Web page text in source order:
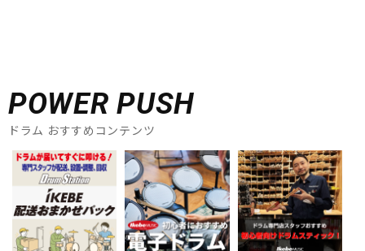
POWER PUSH
ドラム おすすめコンテンツ